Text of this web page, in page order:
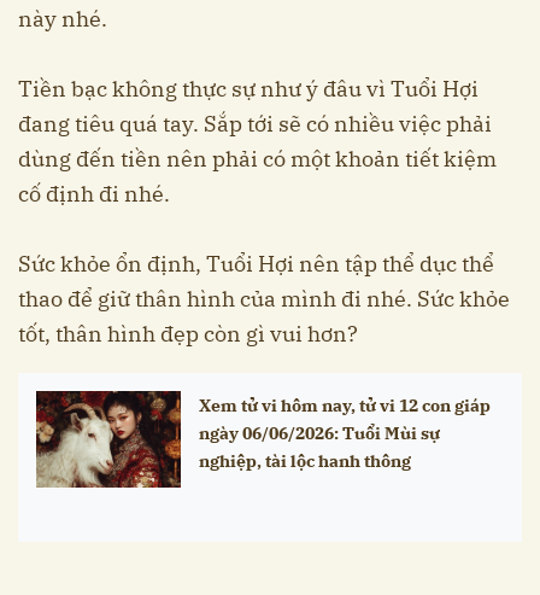
này nhé.
Tiền bạc không thực sự như ý đâu vì Tuổi Hợi
đang tiêu quá tay. Sắp tới sẽ có nhiều việc phải
dùng đến tiền nên phải có một khoản tiết kiệm
cố định đi nhé.
Sức khỏe ổn định, Tuổi Hợi nên tập thể dục thể
thao để giữ thân hình của mình đi nhé. Sức khỏe
tốt, thân hình đẹp còn gì vui hơn?
Xem tử vi hôm nay, tử vi 12 con giáp
ngày 06/06/2026: Tuổi Mùi sự
nghiệp, tài lộc hanh thông